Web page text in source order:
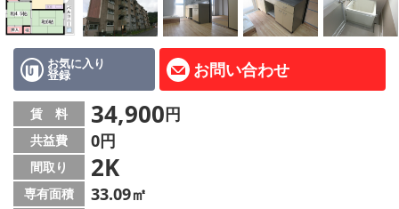
地図から探す
スタッフ紹介
Instagram
店舗情報·アクセス
会社概要
お気に入り
登録 お問い合わせ
賃 料 34,900円
共益費 0円
間取り 2K
専有面積 33.09㎡